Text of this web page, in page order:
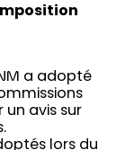
a adopté
un avis sur
lors du